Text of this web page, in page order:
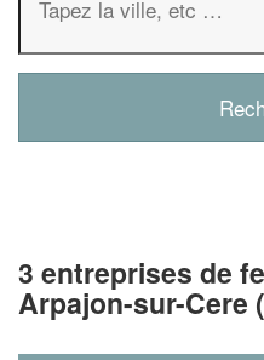
3 entreprises de
Arpajon-sur-Cere